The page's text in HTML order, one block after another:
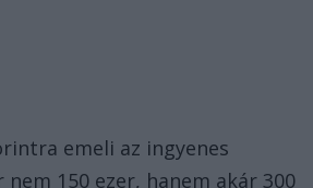
emeli az ingyenes
150 ezer, hanem akár 300